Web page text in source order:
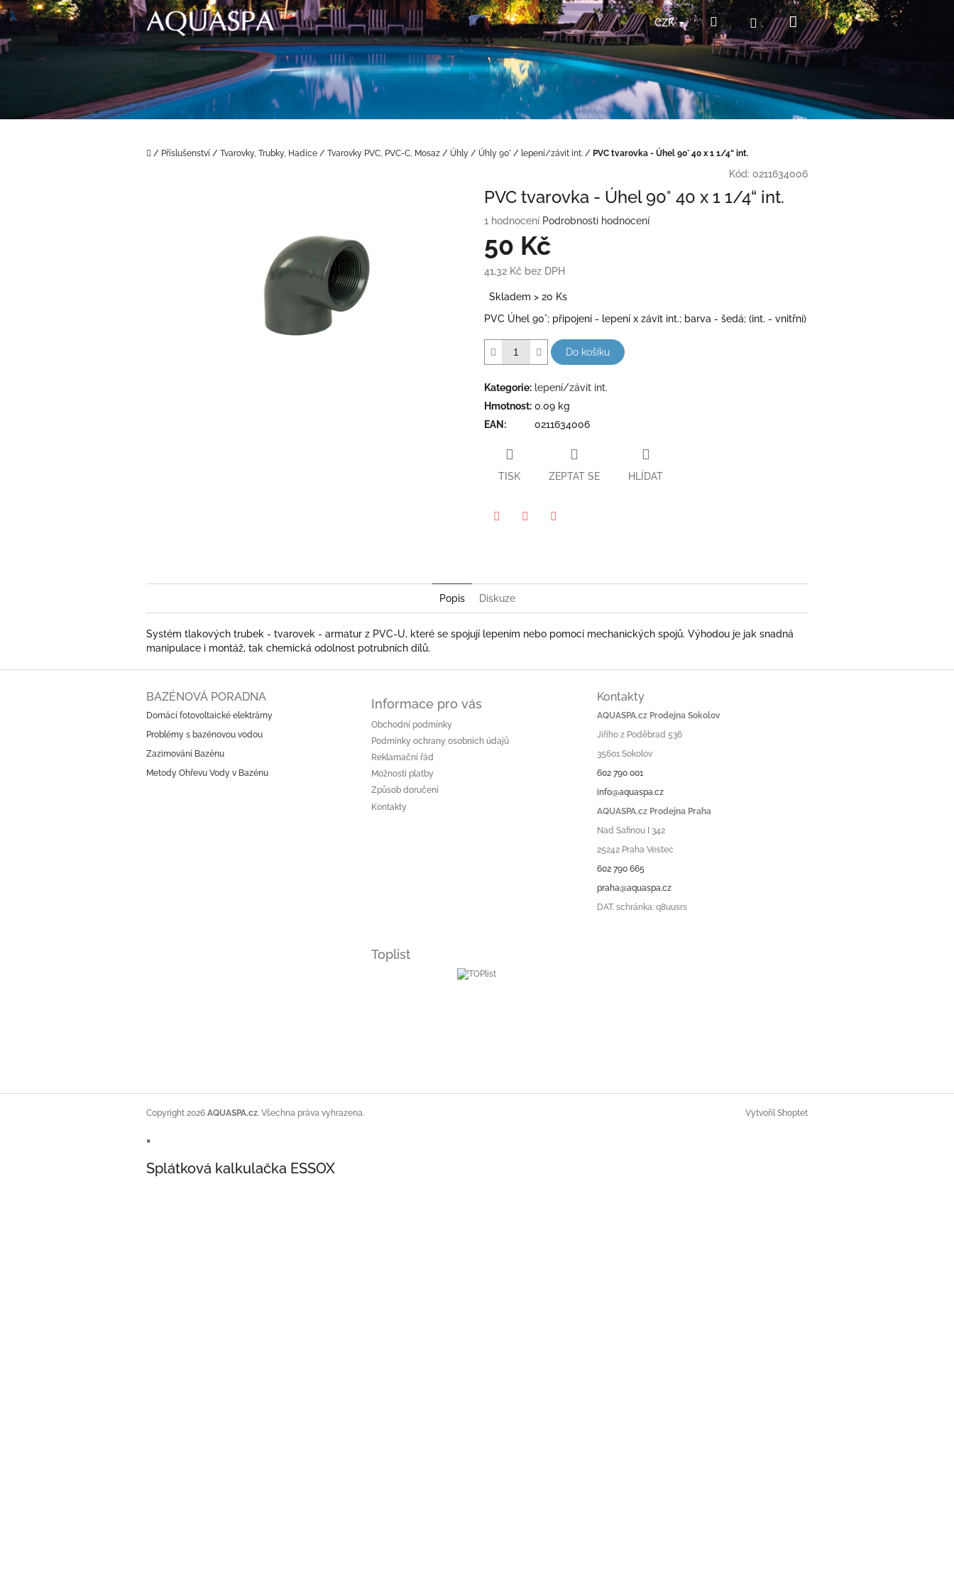
Přejít
na
CZK HledatPřihlášeníNákupní
košík
Domů
/ Příslušenství / Tvarovky, Trubky, Hadice / Tvarovky PVC, PVC-C, Mosaz / Úhly / Úhly 90° / lepení/závit int. / PVC tvarovka - Úhel 90° 40 x 1 1/4“ int.
Kód: 0211634006
PVC tvarovka - Úhel 90° 40 x 1 1/4“ int.
Průměrné
hodnocení
produktu
5,0
hvězdiček.
1 hodnocení Podrobnosti hodnocení
50 Kč
41,32 Kč bez DPH
cena:
Skladem > 20 Ks
PVC Úhel 90°; připojení - lepení x závit int.; barva - šedá; (int. - vnitřní)
Do košíku
Kategorie: lepení/závit int.
Hmotnost: 0.09 kg
EAN : 0211634006
TISK ZEPTAT SE HLÍDAT
Popis Diskuze
Systém tlakových trubek - tvarovek - armatur z PVC-U, které se spojují lepením nebo pomocí mechanických spojů. Výhodou je jak snadná
manipulace i montáž, tak chemická odolnost potrubních dílů.
BAZÉNOVÁ PORADNA
Domácí fotovoltaické elektrárny
Problémy s bazénovou vodou
Zazimování Bazénu
Metody Ohřevu Vody v Bazénu
Informace pro vás
Obchodní podmínky
Podmínky ochrany osobních údajů
Reklamační řád
Možnosti platby
Způsob doručení
Kontakty
Kontakty
AQUASPA.cz Prodejna Sokolov
Jiřího z Poděbrad 536
35601 Sokolov
602 790 001
info@aquaspa.cz
AQUASPA.cz Prodejna Praha
Nad Safinou I 342
25242 Praha Vestec
602 790 665
praha@aquaspa.cz
DAT. schránka: q8uusrs
Toplist
Vytvořil Shoptet
Copyright 2026 AQUASPA.cz. Všechna práva vyhrazena.
×
Splátková kalkulačka ESSOX